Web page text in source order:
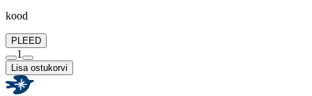
kood
PLEED
1
Lisa ostukorvi